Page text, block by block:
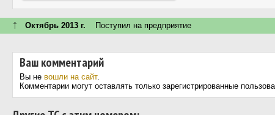
↑ Октябрь 2013 г. Поступил на предприятие
Ваш комментарий
Вы не вошли на сайт.
Комментарии могут оставлять только зарегистрированные